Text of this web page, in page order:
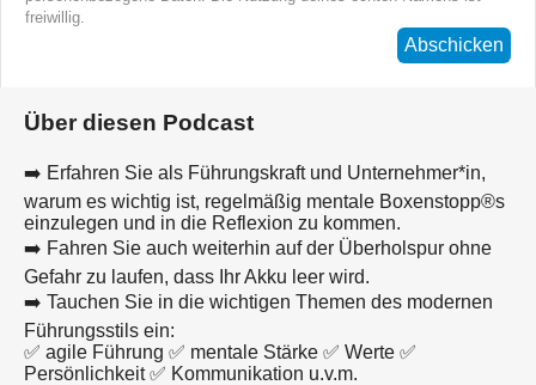
freiwillig.
Abschicken
Über diesen Podcast
➡️ Erfahren Sie als Führungskraft und Unternehmer*in,
warum es wichtig ist, regelmäßig mentale Boxenstopp®s
einzulegen und in die Reflexion zu kommen.
➡️ Fahren Sie auch weiterhin auf der Überholspur ohne
Gefahr zu laufen, dass Ihr Akku leer wird.
➡️ Tauchen Sie in die wichtigen Themen des modernen
Führungsstils ein:
✅ agile Führung ✅ mentale Stärke ✅ Werte ✅
Persönlichkeit ✅ Kommunikation u.v.m.